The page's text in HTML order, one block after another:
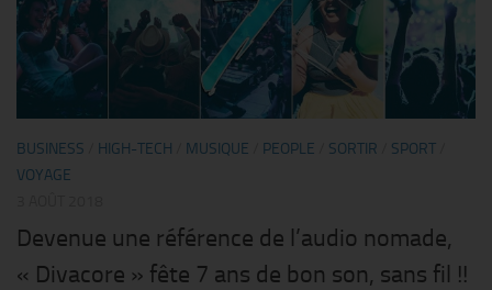
BUSINESS HIGH-TECH MUSIQUE PEOPLE SORTIR SPORT
VOYAGE
Devenue une référence de l’audio nomade,
« Divacore » fête 7 ans de bon son, sans fil !!